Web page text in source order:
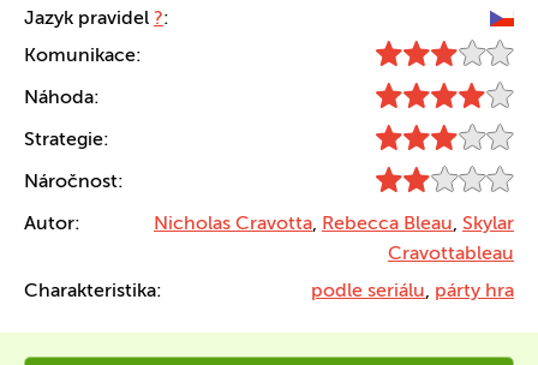
Jazyk pravidel ?:
Komunikace:
Náhoda:
Strategie:
Náročnost:
Autor:
Nicholas Cravotta, Rebecca Bleau, Skylar
Cravottableau
Charakteristika:
podle seriálu, párty hra